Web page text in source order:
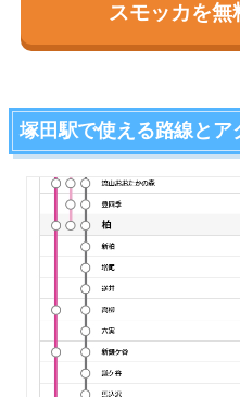
スモッカを無
塚田駅で使える路線とア